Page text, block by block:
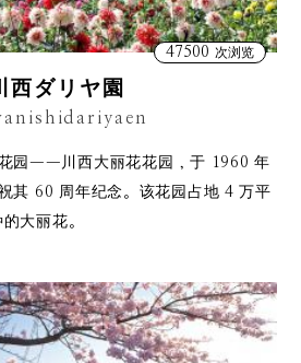
47500 次浏览
西ダリヤ園
园——川西大丽花花园，于 1960 年
其 60 周年纪念。该花园占地 4 万平
大丽花。